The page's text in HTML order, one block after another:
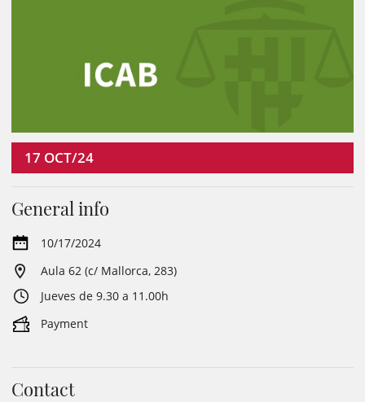
17 OCT/24
General info
10/17/2024
Aula 62 (c/ Mallorca, 283)
Jueves de 9.30 a 11.00h
Payment
Contact